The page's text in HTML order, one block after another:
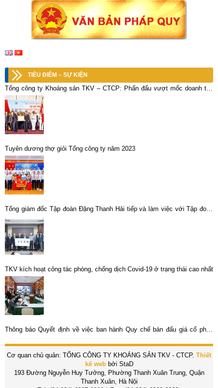
TIÊU ĐIỂM – SỰ KIỆN
Tổng công ty Khoáng sản TKV – CTCP: Phấn đấu vượt mốc doanh thu
trên 5.000 tỷ đồng
Tuyên dương thợ giỏi Tổng công ty năm 2023
Tổng giám đốc Tập đoàn Đặng Thanh Hải tiếp và làm việc với Tập đoàn
Đất hiếm Trung Quốc
TKV kích hoạt công tác phòng, chống dịch Covid-19 ở trạng thái cao nhất
Thông báo Quyết định về việc ban hành Quy chế bán đấu giá cổ phần
Cơ quan chủ quản: TỔNG CÔNG TY KHOÁNG SẢN TKV - CTCP. Thiết
kế webbởi StaD
193 Đường Nguyễn Huy Tưởng, Phường Thanh Xuân Trung, Quận
Thanh Xuân, Hà Nội